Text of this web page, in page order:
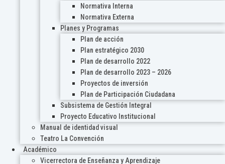
Normativa Interna
Normativa Externa
Planes y Programas
Plan de acción
Plan estratégico 2030
Plan de desarrollo 2022
Plan de desarrollo 2023 – 2026
Proyectos de inversión
Plan de Participación Ciudadana
Subsistema de Gestión Integral
Proyecto Educativo Institucional
Manual de identidad visual
Teatro La Convención
Académico
Vicerrectora de Enseñanza y Aprendizaje